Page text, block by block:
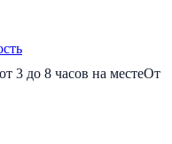
от 3 до 8 часов на местеОт